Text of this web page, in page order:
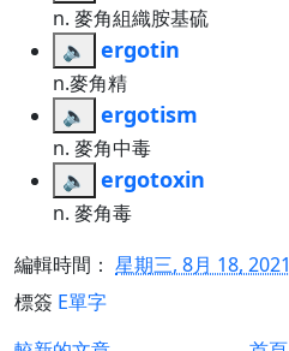
n. 麥角組織胺基硫
🔈
ergotin
n.麥角精
🔈
ergotism
n. 麥角中毒
🔈
ergotoxin
n. 麥角毒
編輯時間： 星期三, 8月 18, 2021
標簽 E單字